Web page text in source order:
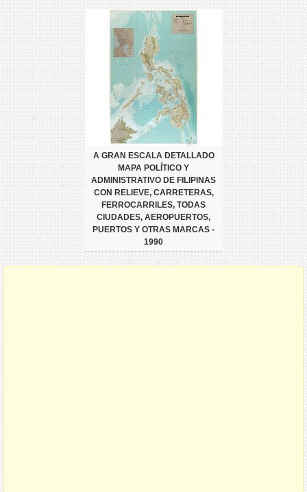
A GRAN ESCALA DETALLADO
MAPA POLÍTICO Y
ADMINISTRATIVO DE FILIPINAS
CON RELIEVE, CARRETERAS,
FERROCARRILES, TODAS
CIUDADES, AEROPUERTOS,
PUERTOS Y OTRAS MARCAS -
1990